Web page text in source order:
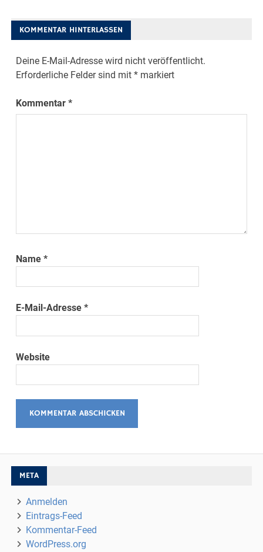
KOMMENTAR HINTERLASSEN
Deine E-Mail-Adresse wird nicht veröffentlicht.
Erforderliche Felder sind mit* markiert
Kommentar*
Name*
E-Mail-Adresse*
Website
META
Anmelden
Eintrags-Feed
Kommentar-Feed
WordPress.org